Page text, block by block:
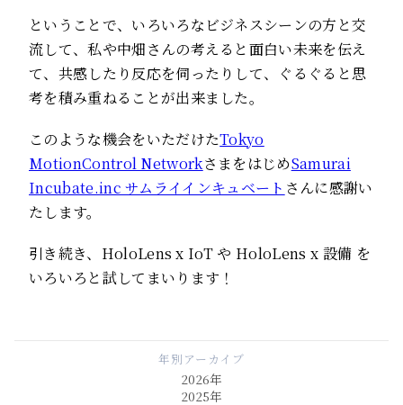
ということで、いろいろなビジネスシーンの方と交
流して、私や中畑さんの考えると面白い未来を伝え
て、共感したり反応を伺ったりして、ぐるぐると思
考を積み重ねることが出来ました。
このような機会をいただけたTokyo
MotionControl NetworkさまをはじめSamurai
Incubate.inc サムライインキュベート さんに感謝い
たします。
引き続き、HoloLens x IoT や HoloLens x 設備 を
いろいろと試してまいります！
年別アーカイブ
2026年
2025年